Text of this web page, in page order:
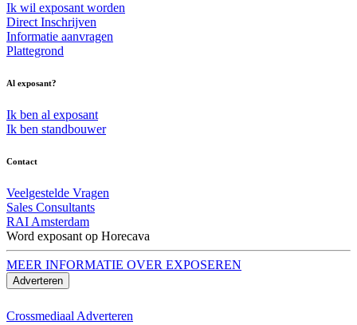
Ik wil exposant worden
Direct Inschrijven
Informatie aanvragen
Plattegrond
Al exposant?
Ik ben al exposant
Ik ben standbouwer
Contact
Veelgestelde Vragen
Sales Consultants
RAI Amsterdam
Word exposant op Horecava
MEER INFORMATIE OVER EXPOSEREN
Adverteren
Crossmediaal Adverteren